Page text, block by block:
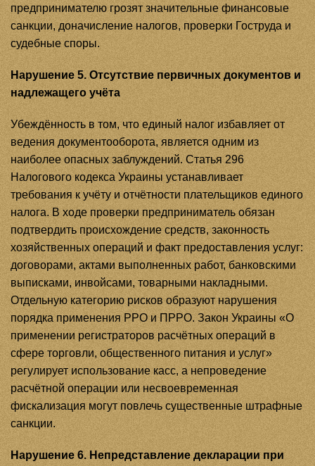
предпринимателю грозят значительные финансовые
санкции, доначисление налогов, проверки Гоструда и
судебные споры.
Нарушение 5. Отсутствие первичных документов и
надлежащего учёта
Убеждённость в том, что единый налог избавляет от
ведения документооборота, является одним из
наиболее опасных заблуждений. Статья 296
Налогового кодекса Украины устанавливает
требования к учёту и отчётности плательщиков единого
налога. В ходе проверки предприниматель обязан
подтвердить происхождение средств, законность
хозяйственных операций и факт предоставления услуг:
договорами, актами выполненных работ, банковскими
выписками, инвойсами, товарными накладными.
Отдельную категорию рисков образуют нарушения
порядка применения РРО и ПРРО. Закон Украины «О
применении регистраторов расчётных операций в
сфере торговли, общественного питания и услуг»
регулирует использование касс, а непроведение
расчётной операции или несвоевременная
фискализация могут повлечь существенные штрафные
санкции.
Нарушение 6. Непредставление декларации при